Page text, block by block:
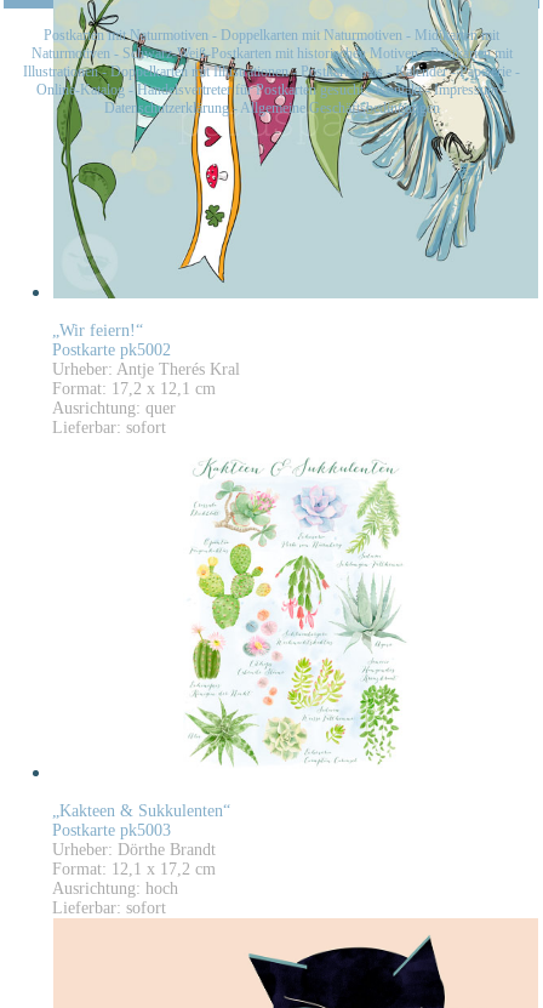
„Wir feiern!“
Postkarte pk5002
Urheber: Antje Therés Kral
Format: 17,2 x 12,1 cm
Ausrichtung: quer
Lieferbar: sofort
„Kakteen & Sukkulenten“
Postkarte pk5003
Urheber: Dörthe Brandt
Format: 12,1 x 17,2 cm
Ausrichtung: hoch
Lieferbar: sofort
Postkarten mit Naturmotiven - Doppelkarten mit Naturmotiven - Midikarten mit
Naturmotiven - Schwarz-Weiß-Postkarten mit historischen Motiven-Postkarten mit
Illustrationen-Doppelkarten mit Illustrationen-Postkartensets-Kalender-Papeterie -
Online-Katalog -Handelsvertreter für Postkarten gesucht-Kontakt-Impressum-
Datenschutzerklärung- Allgemeine Geschäftsbedingungen